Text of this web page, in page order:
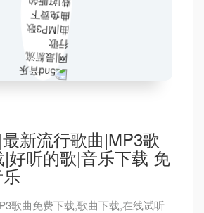
新流行歌曲|MP3歌
好听的歌|音乐下载 免
歌曲免费下载,歌曲下载,在线试听